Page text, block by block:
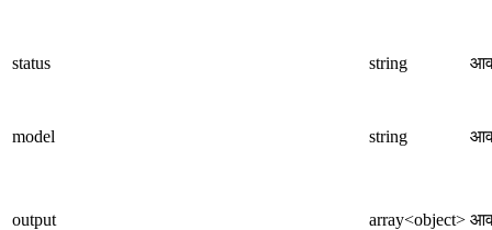
status string
model string
output array<object>